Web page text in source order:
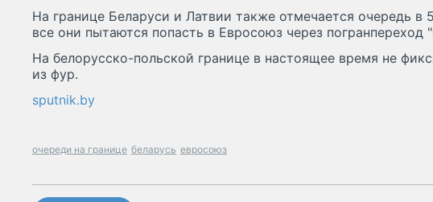
На границе Беларуси и Латвии также отмечается очередь в
все они пытаются попасть в Евросоюз через погранпереход
На белорусско-польской границе в настоящее время не
из фур.
sputnik.by
очереди на границе беларусь евросоюз